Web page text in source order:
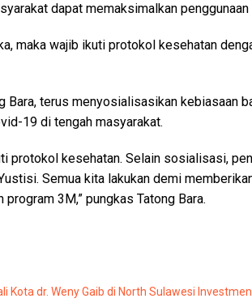
dapat memaksimalkan
maka wajib ikuti protokol kesehatan
Bara, terus menyosialisasikan kebiasaan
19 di tengah masyarakat.
protokol kesehatan. Selain sosialisasi,
Semua kita lakukan demi
3M,” pungkas Tatong Bara.
Kota dr. Weny Gaib di North Sulawesi